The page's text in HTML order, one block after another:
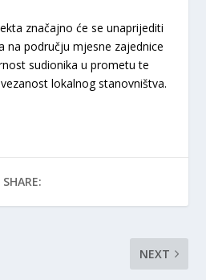
značajno će se unaprijediti
na području mjesne zajednice
sudionika u prometu te
lokalnog stanovništva.
SHARE:
NEXT